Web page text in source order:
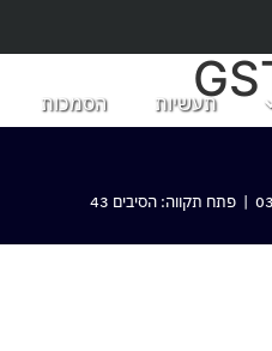
תעשיות הסמכות
| פתח תקווה: הסיבים 43